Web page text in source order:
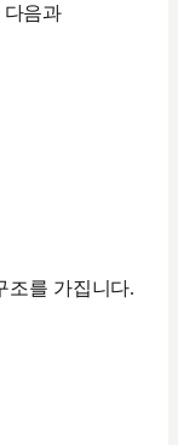
다음과
조를 가집니다.